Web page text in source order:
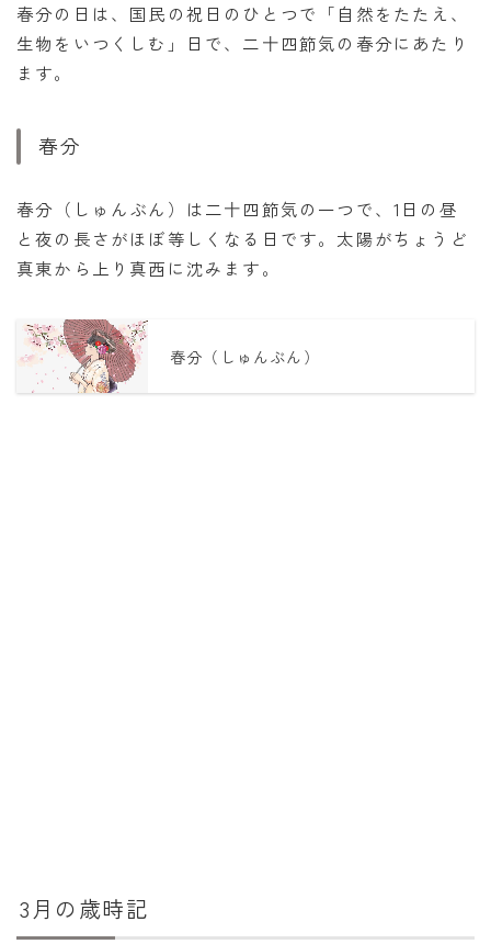
春分の日は、国民の祝日のひとつで「自然をたたえ、
生物をいつくしむ」日で、二十四節気の春分にあたり
ます。
春分
春分（しゅんぶん）は二十四節気の一つで、1日の昼
と夜の長さがほぼ等しくなる日です。太陽がちょうど
真東から上り真西に沈みます。
春分（しゅんぶん）
3月の歳時記